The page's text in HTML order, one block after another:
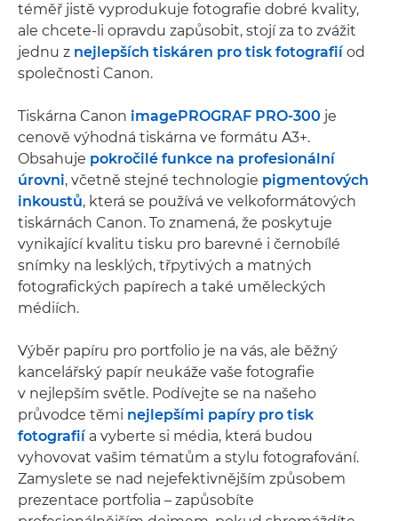
téměř jistě vyprodukuje fotografie dobré kvality,
ale chcete-li opravdu zapůsobit, stojí za to zvážit
jednu z nejlepších tiskáren pro tisk fotografiíod
společnosti Canon.
Tiskárna Canon imagePROGRAF PRO-300 je
cenově výhodná tiskárna ve formátu A3+.
Obsahuje pokročilé funkce na profesionální
úrovni, včetně stejné technologie pigmentových
inkoustů, která se používá ve velkoformátových
tiskárnách Canon. To znamená, že poskytuje
vynikající kvalitu tisku pro barevné i černobílé
snímky na lesklých, třpytivých a matných
fotografických papírech a také uměleckých
médiích.
Výběr papíru pro portfolio je na vás, ale běžný
kancelářský papír neukáže vaše fotografie
v nejlepším světle. Podívejte se na našeho
průvodce těmi nejlepšími papíry pro tisk
fotografiía vyberte si média, která budou
vyhovovat vašim tématům a stylu fotografování.
Zamyslete se nad nejefektivnějším způsobem
prezentace portfolia – zapůsobíte